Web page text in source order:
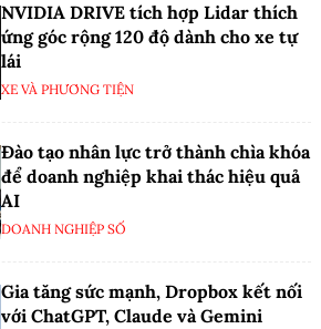
NVIDIA DRIVE tích hợp Lidar thích
ứng góc rộng 120 độ dành cho xe tự
lái
XE VÀ PHƯƠNG TIỆN
Đào tạo nhân lực trở thành chìa khóa
để doanh nghiệp khai thác hiệu quả
AI
DOANH NGHIỆP SỐ
Gia tăng sức mạnh, Dropbox kết nối
với ChatGPT, Claude và Gemini